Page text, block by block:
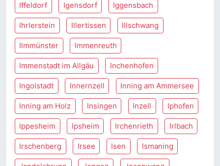
Iffeldorf Igensdorf Iggensbach
Ihrlerstein Illertissen Illschwang
Ilmmünster Immenreuth
Immenstadt im Allgäu Inchenhofen
Ingolstadt Innernzell Inning am Ammersee
Inning am Holz Insingen Inzell Iphofen
Ippesheim Ipsheim Irchenrieth Irlbach
Irschenberg Irsee Isen Ismaning